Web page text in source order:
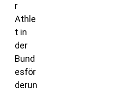
r
Athle
t in
der
Bund
esför
derun